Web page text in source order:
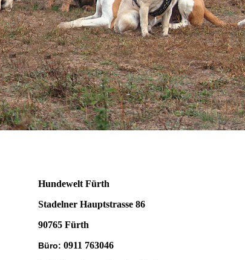
Hundewelt Fürth
Stadelner Hauptstrasse 86
90765 Fürth
Büro: 0911 763046